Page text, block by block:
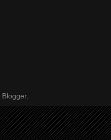
Blogger.